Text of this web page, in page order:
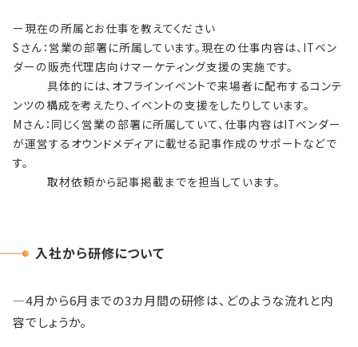
ー現在の所属とお仕事を教えてください
Sさん：営業の部署に所属しています。現在の仕事内容は、 ITベン
ダーの販売代理店向けマーケティング支援の実施です。
具体的には、オフラインイベントで来場者に配布するコンテ
ンツの構成を考えたり、イベントの支援をしたりしています。
Mさん：同じく営業の部署に所属していて、仕事内容はITベンダー
が運営するオウンドメディアに載せる記事作成のサポートなどで
す。
取材依頼から記事掲載までを担当しています。
入社から研修について
―4月から6月までの3カ月間の研修は、どのような流れと内
容でしょうか。